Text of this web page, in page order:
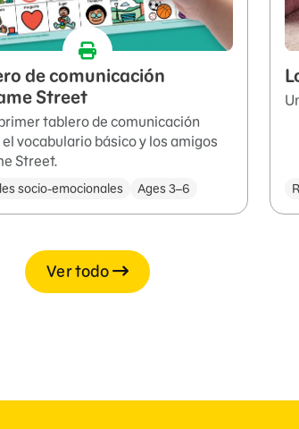
de comunicación
Street
tablero de comunicación
vocabulario básico y los amigos
Street.
socio-emocionales Ages 3–6
Ver todo